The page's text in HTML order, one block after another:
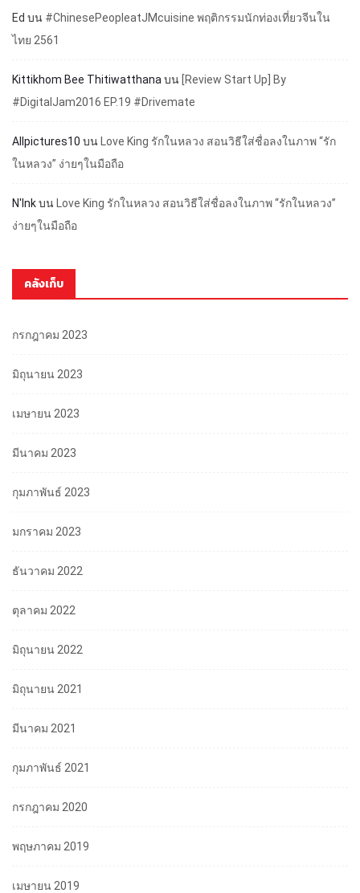
Ed บน #ChinesePeopleatJMcuisine พฤติกรรมนักท่องเที่ยวจีนใน
ไทย 2561
Kittikhom Bee Thitiwatthana บน [Review Start Up] By
#DigitalJam2016 EP.19 #Drivemate
Allpictures10 บน
Love King รักในหลวง สอนวิธีใส่ชื่อลงในภาพ “รัก
ในหลวง” ง่ายๆในมือถือ
N'Inkบน
Love King รักในหลวง สอนวิธีใส่ชื่อลงในภาพ “รักในหลวง”
ง่ายๆในมือถือ
คลังเก็บ
กรกฎาคม 2023
มิถุนายน 2023
เมษายน 2023
มีนาคม 2023
กุมภาพันธ์ 2023
มกราคม 2023
ธันวาคม 2022
ตุลาคม 2022
มิถุนายน 2022
มิถุนายน 2021
มีนาคม 2021
กุมภาพันธ์ 2021
กรกฎาคม 2020
พฤษภาคม 2019
เมษายน 2019